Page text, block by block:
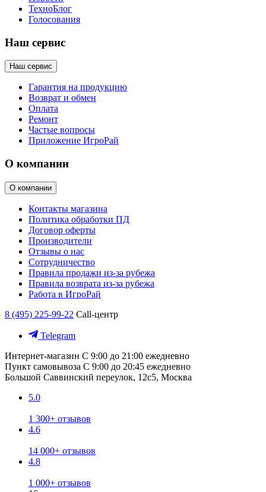
ТехноБлог
Голосования
Наш сервис
Наш сервис
Гарантия на продукцию
Возврат и обмен
Оплата
Ремонт
Частые вопросы
Приложение ИгроРай
О компании
О компании
Контакты магазина
Политика обработки ПД
Договор оферты
Производители
Отзывы о нас
Сотрудничество
Правила продажи из-за рубежа
Правила возврата из-за рубежа
Работа в ИгроРай
8 (495) 225-99-22 Call-центр
Telegram
Интернет-магазин С 9:00 до 21:00 ежедневно
Пункт самовывоза С 9:00 до 20:45 ежедневно
Большой Саввинский переулок, 12с5, Москва
5.0
1 300+ отзывов
4.6
14 000+ отзывов
4.8
1 000+ отзывов